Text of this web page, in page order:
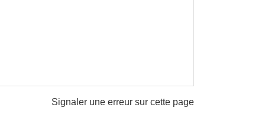
Signaler une erreur sur cette page